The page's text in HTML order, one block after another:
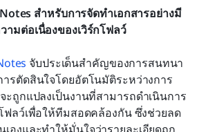
สำหรับการจัดทำเอกสารอย่างมี
มต่อเนื่องของเวิร์กโฟลว์
จับประเด็นสำคัญของการสนทนา
รตัดสินใจโดยอัตโนมัติระหว่างการ
ะถูกแปลงเป็นงานที่สามารถดำเนินการ
ฟลว์เพื่อให้ทีมสอดคล้องกัน ซึ่งช่วยลด